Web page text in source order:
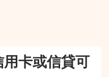
卡或信貸可